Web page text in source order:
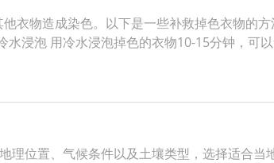
衣物造成染色。以下是一些补救掉色衣物的方
浸泡 用冷水浸泡掉色的衣物10-15分钟，可
理位置、气候条件以及土壤类型，选择适合当